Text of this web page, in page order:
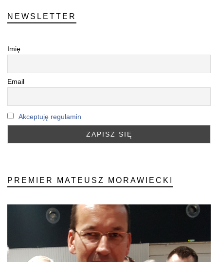
NEWSLETTER
Imię
Email
Akceptuję regulamin
PREMIER MATEUSZ MORAWIECKI